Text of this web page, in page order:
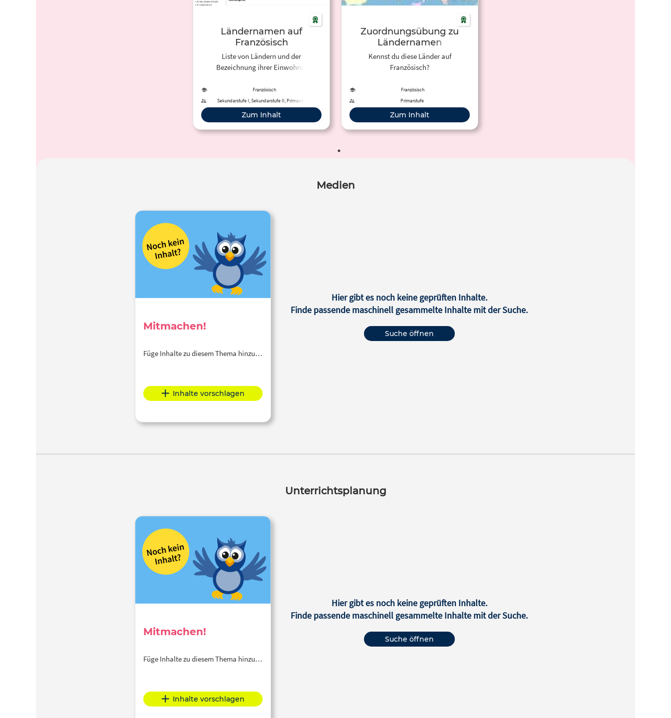
Ländernamen auf
Französisch
Liste von Ländern und der
Bezeichnung ihrer Einwohner
Französisch
Sekundarstufe I, Sekundarstufe II, Primarstufe,
Berufliche Bildung, Erwachsenenbildung
Zum Inhalt
Zuordnungsübung zu
Ländernamen
Kennst du diese Länder auf
Französisch?
Französisch
Primarstufe
Zum Inhalt
Medien
Mitmachen!
Füge Inhalte zu diesem Thema hinzu…
Inhalte vorschlagen
Hier gibt es noch keine geprüften Inhalte.
Finde passende maschinell gesammelte Inhalte mit der Suche.
Suche öffnen
Unterrichtsplanung
Mitmachen!
Füge Inhalte zu diesem Thema hinzu…
Inhalte vorschlagen
Hier gibt es noch keine geprüften Inhalte.
Finde passende maschinell gesammelte Inhalte mit der Suche.
Suche öffnen